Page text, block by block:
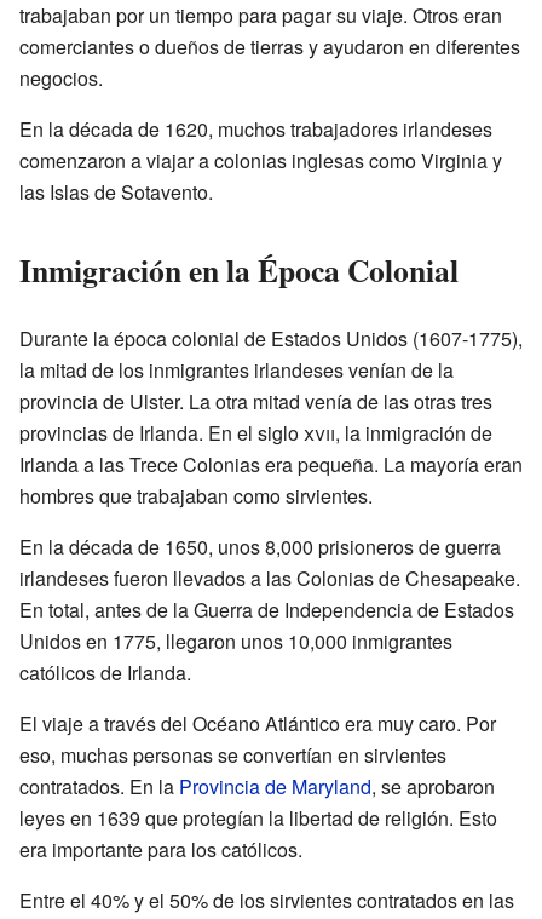
trabajaban por un tiempo para pagar su viaje. Otros eran
comerciantes o dueños de tierras y ayudaron en diferentes
negocios.
En la década de 1620, muchos trabajadores irlandeses
comenzaron a viajar a colonias inglesas como Virginia y
las Islas de Sotavento.
Inmigración en la Época Colonial
Durante la época colonial de Estados Unidos (1607-1775),
la mitad de los inmigrantes irlandeses venían de la
provincia de Ulster. La otra mitad venía de las otras tres
provincias de Irlanda. En el sigloxvii, la inmigración de
Irlanda a las Trece Colonias era pequeña. La mayoría eran
hombres que trabajaban como sirvientes.
En la década de 1650, unos 8,000 prisioneros de guerra
irlandeses fueron llevados a las Colonias de Chesapeake.
En total, antes de la Guerra de Independencia de Estados
Unidos en 1775, llegaron unos 10,000 inmigrantes
católicos de Irlanda.
El viaje a través del Océano Atlántico era muy caro. Por
eso, muchas personas se convertían en sirvientes
contratados. En la Provincia de Maryland, se aprobaron
leyes en 1639 que protegían la libertad de religión. Esto
era importante para los católicos.
Entre el 40% y el 50% de los sirvientes contratados en las